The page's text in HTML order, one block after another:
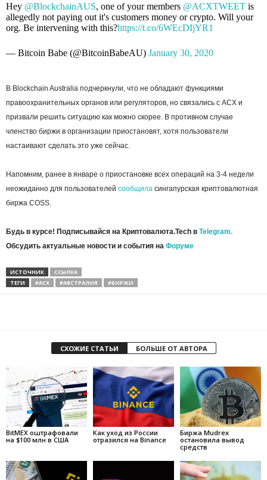
Hey @BlockchainAUS, one of your members @ACXTWEET is
allegedly not paying out it's customers money or crypto. Will your
org. Be intervening with this?https://t.co/6WEcDIjYR1
— Bitcoin Babe (@BitcoinBabeAU) January 30, 2020
В Blockchain Australia подчеркнули, что не обладают функциями
правоохранительных органов или регуляторов, но связались с ACX и
призвали решить ситуацию как можно скорее. В противном случае
членство биржи в организации приостановят, хотя пользователи
настаивают сделать это уже сейчас.
Напомним, ранее в январе о приостановке всех операций на 3-4 недели
неожиданно для пользователей сообщила сингапурская криптовалютная
биржа COSS.
Будь в курсе! Подписывайся на Криптовалюта.Tech в Telegram.
Обсудить актуальные новости и события на Форуме
ИСТОЧНИК
ССЫЛКА
ТЕГИ
#ACX #АВСТРАЛИЯ #БИРЖИ
СХОЖИЕ СТАТЬИ БОЛЬШЕ ОТ АВТОРА
BitMEX оштрафовали
на $100 млн в США
Как уход из России
отразился на Binance
Биржа Mudrex
остановила вывод
средств